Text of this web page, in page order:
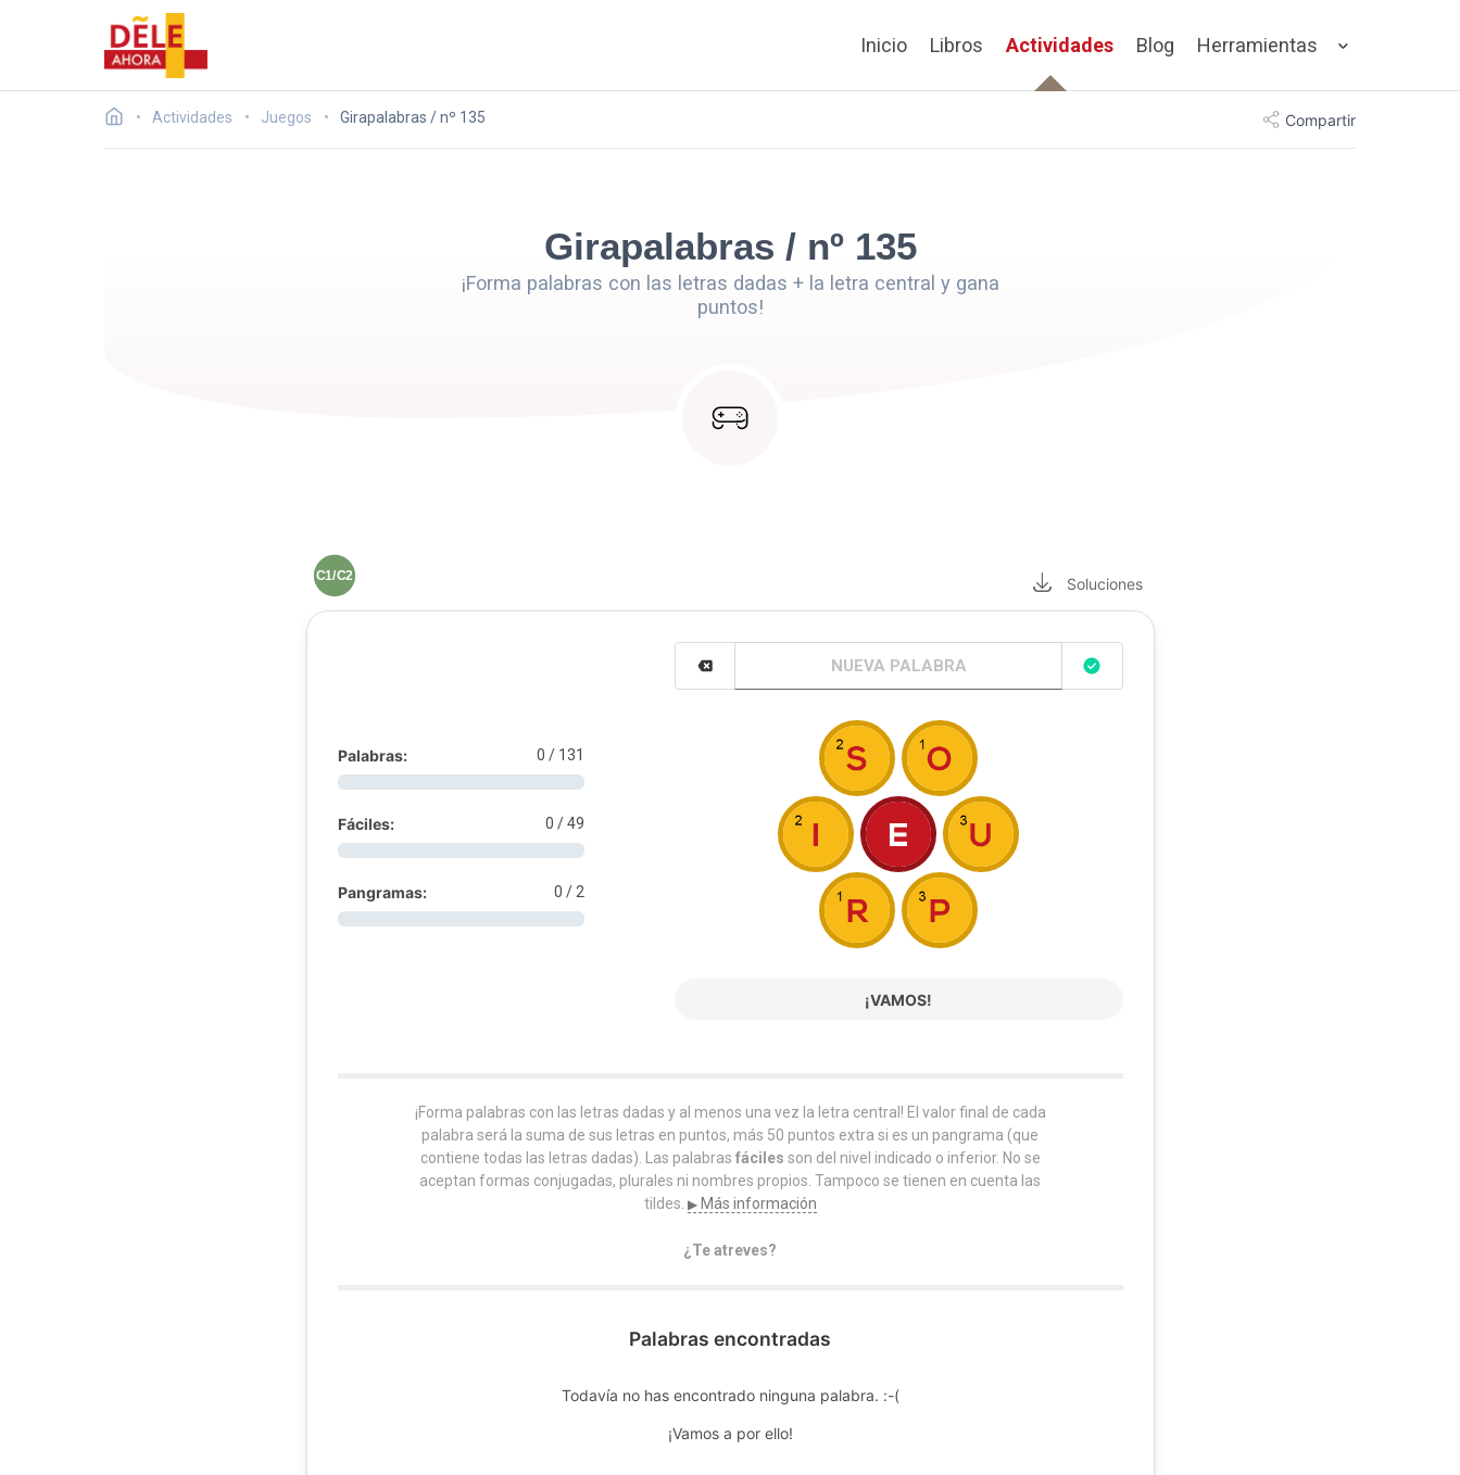
Inicio Libros Actividades Blog Herramientas
Actividades Juegos Girapalabras / nº 135 Compartir
Girapalabras / nº 135
¡Forma palabras con las letras dadas + la letra central y gana
puntos!
C1/C2 Soluciones
Palabras: 0 / 131
Fáciles: 0 / 49
Pangramas: 0 / 2
¡VAMOS!
¡Forma palabras con las letras dadas y al menos una vez la letra central! El valor final de cada
palabra será la suma de sus letras en puntos, más 50 puntos extra si es un pangrama (que
contiene todas las letras dadas). Las palabras fáciles son del nivel indicado o inferior. No se
aceptan formas conjugadas, plurales ni nombres propios. Tampoco se tienen en cuenta las
tildes. ▶Más información
¿Te atreves?
Palabras encontradas
Todavía no has encontrado ninguna palabra. :-(
¡Vamos a por ello!